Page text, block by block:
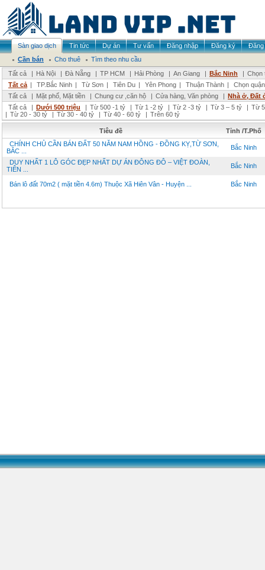
Sàn giao dịch Tin tức Dự án Tư vấn Đăng nhập Đăng ký
Đăng
Cần bán
Cho thuê
Tìm theo nhu cầu
Tất cả
| Hà Nội | Đà Nẵng | TP HCM | Hải Phòng | An Giang | Bắc Ninh | Chọn
Tất cả | TP.Bắc Ninh | Từ Sơn | Tiên Du | Yên Phong | Thuận Thành |
Chọn
Tất cả
| Mặt phố, Mặt tiền | Chung cư ,căn hộ | Cửa hàng, Văn phòng | Nhà ở, Đất
Tất cả
| Dưới 500 triệu | Từ 500 -1 tỷ | Từ 1 -2 tỷ | Từ 2 -3 tỷ | Từ 3 – 5 tỷ | Từ
| Từ 20 - 30 tỷ | Từ 30 - 40 tỷ | Từ 40 - 60 tỷ | Trên 60 tỷ
Tiêu đề
Tỉnh /T.Phố
CHÍNH CHỦ CẦN BÁN ĐẤT 50 NĂM NAM HỒNG - ĐỒNG KỴ,TỪ SƠN,
BẮC ...
Bắc Ninh
DUY NHẤT 1 LÔ GÓC ĐẸP NHẤT DỰ ÁN ĐÔNG ĐÔ – VIỆT ĐOÀN,
TIÊN ...
Bắc Ninh
Bán lô đất 70m2 ( mặt tiền 4.6m) Thuộc Xã Hiên Vân - Huyện ... Bắc Ninh